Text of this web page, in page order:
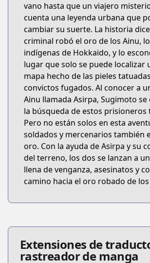
vano hasta que un viajero
cuenta una leyenda urbana que
cambiar su suerte. La historia
criminal robó el oro de los Ainu,
indígenas de Hokkaido, y lo
lugar que solo se puede localizar
mapa hecho de las pieles
convictos fugados. Al conocer a
Ainu llamada Asirpa, Sugimoto se
la búsqueda de estos prisioneros
Pero no están solos en esta
soldados y mercenarios también
oro. Con la ayuda de Asirpa y su
del terreno, los dos se lanzan a
llena de venganza, asesinatos y
camino hacia el oro robado de
Extensiones de
rastreador de manga